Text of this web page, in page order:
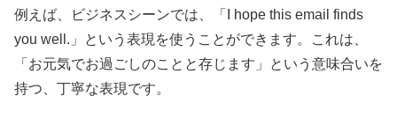
例えば、ビジネスシーンでは、「I hope this email finds
you well.」という表現を使うことができます。これは、
「お元気でお過ごしのことと存じます」という意味合いを
持つ、丁寧な表現です。